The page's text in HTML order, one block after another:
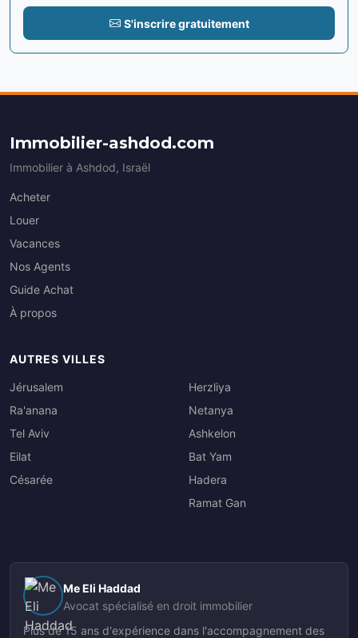
S'inscrire gratuitement
Immobilier-ashdod.com
Immobilier à Ashdod, Israël
Acheter
Louer
Vacances
Nos Agents
Guide Achat
À propos
AUTRES VILLES
Jérusalem
Ra'anana
Tel Aviv
Eilat
Césarée
Herzliya
Netanya
Ashkelon
Bat Yam
Hadera
Ramat Gan
Me Eli Haddad
Avocat spécialisé en droit immobilier
Plus de 15 ans d'expérience dans l'accompagnement des